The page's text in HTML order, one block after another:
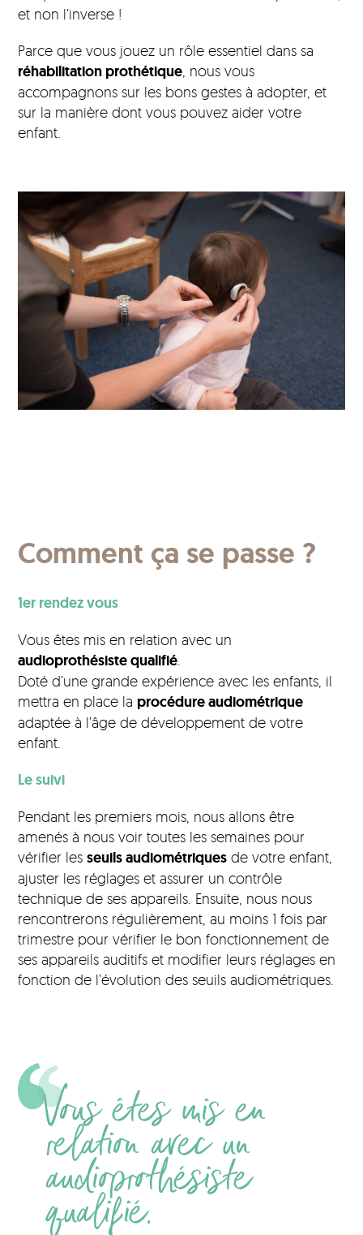
et non l’inverse !
Parce que vous jouez un rôle essentiel dans sa
réhabilitation prothétique , nous vous
accompagnons sur les bons gestes à adopter, et
sur la manière dont vous pouvez aider votre
enfant.
Comment ça se passe ?
1er rendez vous
Vous êtes mis en relation avec un
audioprothésiste qualifié
Doté d’une grande expérience avec les enfants, il
mettra en place la procédure audiométrique
adaptée à l’âge de développement de votre
enfant.
Le suivi
Pendant les premiers mois, nous allons être
amenés à nous voir toutes les semaines pour
vérifier lesseuils audiométriques de votre enfant,
ajuster les réglages et assurer un contrôle
technique de ses appareils. Ensuite, nous nous
rencontrerons régulièrement, au moins 1 fois par
trimestre pour vérifier le bon fonctionnement de
ses appareils auditifs et modifier leurs réglages en
fonction de l’évolution des seuils audiométriques.
Vous êtes mis en
relation avec un
audioprothésiste
qualifié.